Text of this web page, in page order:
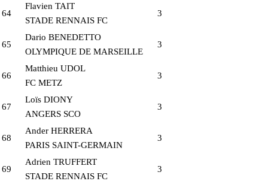
64
Flavien TAIT
STADE RENNAIS FC
3
65
Dario BENEDETTO
OLYMPIQUE DE MARSEILLE
3
66
Matthieu UDOL
FC METZ
3
67
Loïs DIONY
ANGERS SCO
3
68
Ander HERRERA
PARIS SAINT-GERMAIN
3
69
Adrien TRUFFERT
STADE RENNAIS FC
3